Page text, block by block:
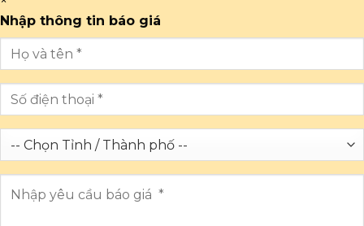
Nhập thông tin báo giá